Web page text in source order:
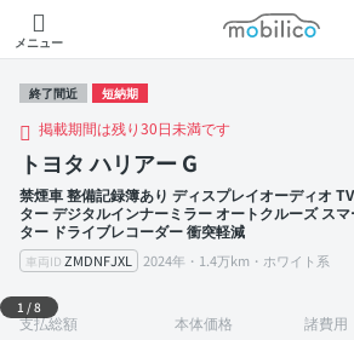
メニュー
モビリコ
終了間近 短納期
掲載期間は残り30日未満です
トヨタ ハリアー G
禁煙車 整備記録簿あり ディスプレイオーディオ
ター デジタルインナーミラー オートクルーズ ス
ター ドライブレコーダー 衝突軽減
車両ID ZMDNFJXL 2024年・1.4万km・ホワイト系
外装 左前
1 /8
支払総額 本体価格 諸費用